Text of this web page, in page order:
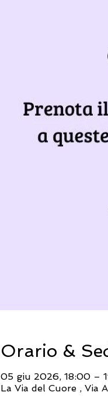
Orario &
05 giu 2026, 18:00 –
La Via del Cuore , Via